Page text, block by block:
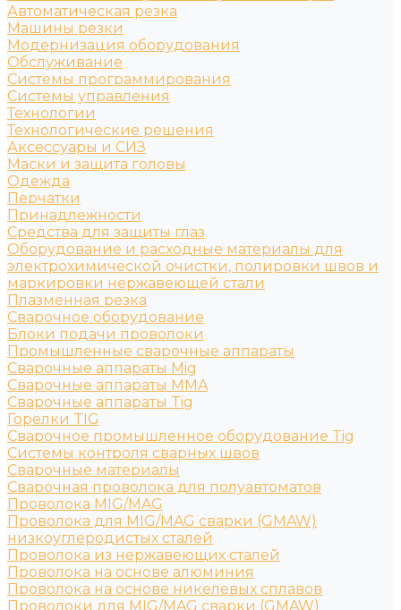
Автоматическая резка
Машины резки
Модернизация оборудования
Обслуживание
Системы программирования
Системы управления
Технологии
Технологические решения
Аксессуары и СИЗ
Маски и защита головы
Одежда
Перчатки
Принадлежности
Средства для защиты глаз
Оборудование и расходные материалы для
электрохимической очистки, полировки швов и
маркировки нержавеющей стали
Плазменная резка
Сварочное оборудование
Блоки подачи проволоки
Промышленные сварочные аппараты
Сварочные аппараты Mig
Сварочные аппараты MMA
Сварочные аппараты Tig
Горелки TIG
Сварочное промышленное оборудование Tig
Системы контроля сварных швов
Сварочные материалы
Сварочная проволока для полуавтоматов
Проволока MIG/MAG
Проволока для MIG/MAG сварки (GMAW)
низкоуглеродистых сталей
Проволока из нержавеющих сталей
Проволока на основе алюминия
Проволока на основе никелевых сплавов
Проволоки для MIG/MAG сварки (GMAW)